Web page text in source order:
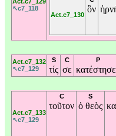
↖c7_118
Act.c7_130
ὃν
Act.c7_132
↖c7_129
S
τίς
C
σε
P
Act.c7_133
↖c7_129
C
τοῦτον
S
ὁ θεὸς